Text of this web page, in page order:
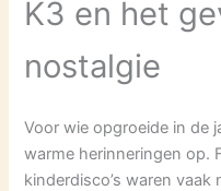
K3 en het
nostalgie
Voor wie opgroeide in de
warme herinneringen op.
kinderdisco’s waren